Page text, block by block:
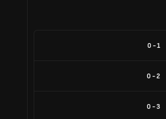
1 - 0
2 - 0
3 - 0